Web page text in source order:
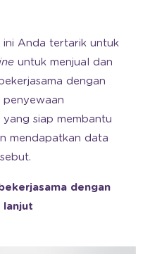
ini Anda tertarik untuk
untuk menjual dan
dengan
penyewaan
yang siap membantu
mendapatkan data
dengan
lanjut